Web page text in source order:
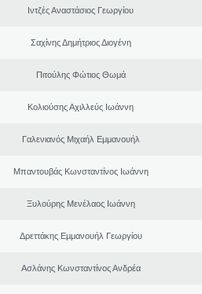
Ιντζές Αναστάσιος Γεωργίου
Σαχίνης Δημήτριος Διογένη
Πιτούλης Φώτιος Θωμά
Κολιούσης Αχιλλεύς Ιωάννη
Γαλενιανός Μιχαήλ Εμμανουήλ
Μπαντουβάς Κωνσταντίνος Ιωάννη
Ξυλούρης Μενέλαος Ιωάννη
Δρεττάκης Εμμανουήλ Γεωργίου
Ασλάνης Κωνσταντίνος Ανδρέα